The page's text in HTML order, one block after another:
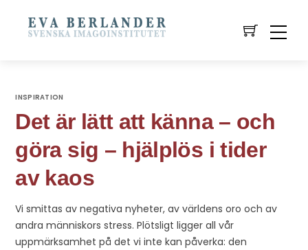
INSPIRATION
Det är lätt att känna – och
göra sig – hjälplös i tider
av kaos
Vi smittas av negativa nyheter, av världens oro och av
andra människors stress. Plötsligt ligger all vår
uppmärksamhet på det vi inte kan påverka: den